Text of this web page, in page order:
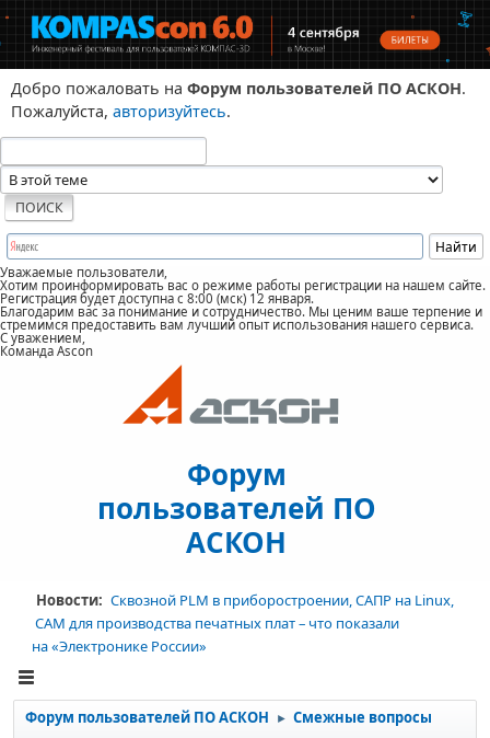
Добро пожаловать на Форум пользователей ПО АСКОН.
Пожалуйста, авторизуйтесь.
Уважаемые пользователи,
Хотим проинформировать вас о режиме работы регистрации на нашем сайте.
Регистрация будет доступна с 8:00 (мск) 12 января.
Благодарим вас за понимание и сотрудничество. Мы ценим ваше терпение и
стремимся предоставить вам лучший опыт использования нашего сервиса.
С уважением,
Команда Ascon
Форум
пользователей ПО
АСКОН
Новости: Сквозной PLM в приборостроении, САПР на Linux,
CAM для производства печатных плат – что показали
на «Электронике России»
Форум пользователей ПО АСКОН ► Смежные вопросы